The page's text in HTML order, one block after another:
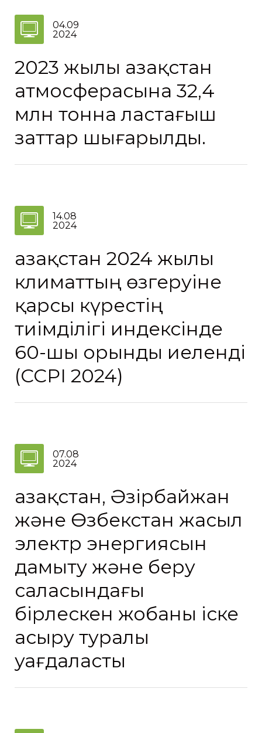
04.09
2024
2023 жылы Қазақстан
атмосферасына 32,4
млн тонна ластағыш
заттар шығарылды.
14.08
2024
Қазақстан 2024 жылы
климаттың өзгеруіне
қарсы күрестің
тиімділігі индексінде
60-шы орынды иеленді
(CCPI 2024)
07.08
2024
Қазақстан, Әзірбайжан
және Өзбекстан жасыл
электр энергиясын
дамыту және беру
саласындағы
бірлескен жобаны іске
асыру туралы
уағдаласты